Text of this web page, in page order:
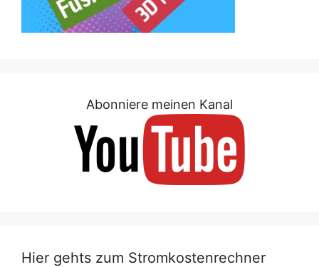
Abonniere meinen Kanal
Hier gehts zum Stromkostenrechner